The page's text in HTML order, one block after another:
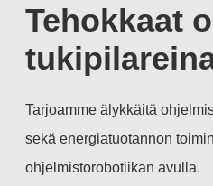
Tehokkaat
Tarjoamme älykkäitä
sekä energiatuotannon
ohjelmistorobotiikan avulla.